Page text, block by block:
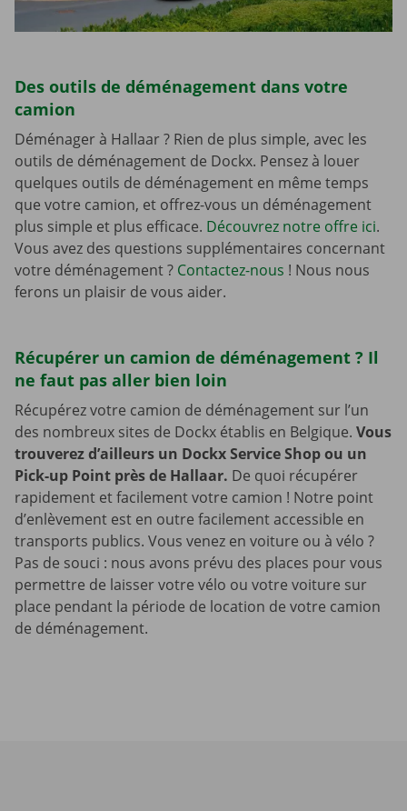
Des outils de déménagement dans votre
camion
Déménager à Hallaar ? Rien de plus simple, avec les
outils de déménagement de Dockx. Pensez à louer
quelques outils de déménagement en même temps
que votre camion, et offrez-vous un déménagement
plus simple et plus efficace. Découvrez notre offre ici.
Vous avez des questions supplémentaires concernant
votre déménagement ? Contactez-nous ! Nous nous
ferons un plaisir de vous aider.
Récupérer un camion de déménagement ? Il
ne faut pas aller bien loin
Récupérez votre camion de déménagement sur l’un
des nombreux sites de Dockx établis en Belgique. Vous
trouverez d’ailleurs un Dockx Service Shop ou un
Pick-up Point près de Hallaar. De quoi récupérer
rapidement et facilement votre camion ! Notre point
d’enlèvement est en outre facilement accessible en
transports publics. Vous venez en voiture ou à vélo ?
Pas de souci : nous avons prévu des places pour vous
permettre de laisser votre vélo ou votre voiture sur
place pendant la période de location de votre camion
de déménagement.